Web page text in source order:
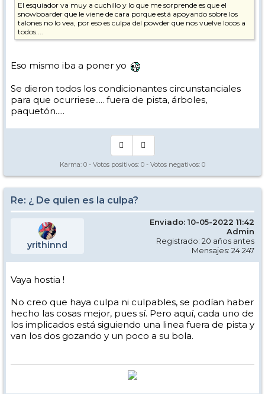
El esquiador va muy a cuchillo y lo que me sorprende es que el
snowboarder que le viene de cara porque está apoyando sobre los
talones no lo vea, por eso es culpa del powder que nos vuelve locos a
todos....
Eso mismo iba a poner yo
Se dieron todos los condicionantes circunstanciales
para que ocurriese..... fuera de pista, árboles,
paquetón.....
Karma: 0 - Votos positivos: 0 - Votos negativos: 0
Re: ¿ De quien es la culpa?
yrithinnd
Enviado: 10-05-2022 11:42
Admin
Registrado: 20 años antes
Mensajes: 24.247
Vaya hostia !
No creo que haya culpa ni culpables, se podían haber
hecho las cosas mejor, pues sí. Pero aquí, cada uno de
los implicados está siguiendo una linea fuera de pista y
van los dos gozando y un poco a su bola.